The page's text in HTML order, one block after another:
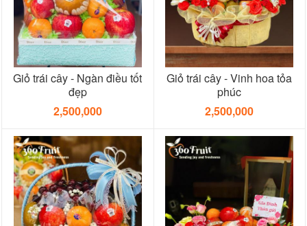
Giỏ trái cây - Ngàn điều tốt
đẹp
2,500,000
Giỏ trái cây - Vinh hoa tỏa
phúc
2,500,000